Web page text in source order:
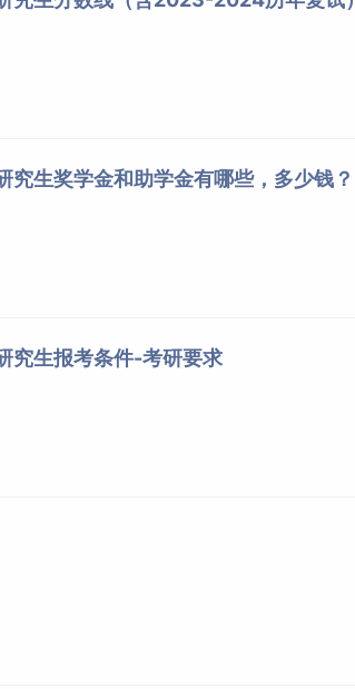
生奖学金和助学金有哪些，多少钱？
究生报考条件-考研要求